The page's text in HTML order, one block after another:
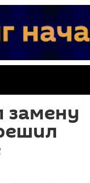
замену